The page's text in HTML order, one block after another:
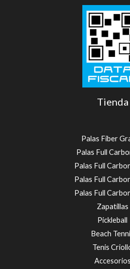
Tienda
Palas Fiber
Palas Full
Palas Full
Palas Full
Palas Full
Zapatillas
Pickleball
Beach
Tenis
Accesorios